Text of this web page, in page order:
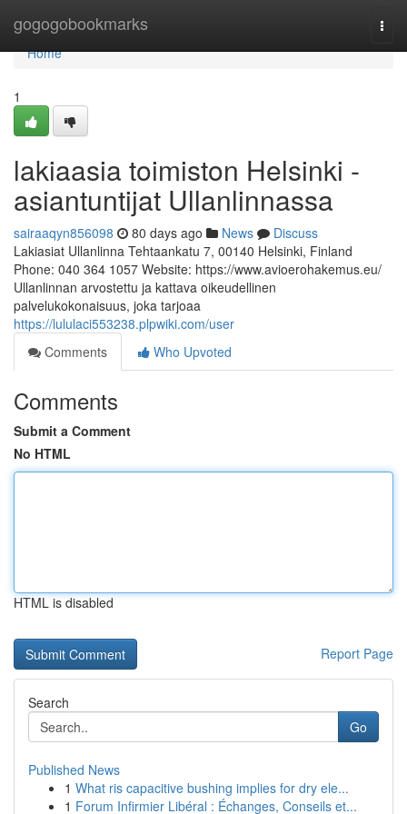
gogogobookmarks
Home
Home
1
lakiaasia toimiston Helsinki -
asiantuntijat Ullanlinnassa
sairaaqyn856098 80 days ago News
Discuss
Lakiasiat Ullanlinna Tehtaankatu 7, 00140 Helsinki, Finland
Phone: 040 364 1057 Website: https://www.avioerohakemus.eu/
Ullanlinnan arvostettu ja kattava oikeudellinen
palvelukokonaisuus, joka tarjoaa
https://lululaci553238.plpwiki.com/user
Comments
Who Upvoted
Comments
Submit a Comment
No HTML
HTML is disabled
Report Page
Search
Go
Published News
1 What ris capacitive bushing implies for dry ele...
1 Forum Infirmier Libéral : Échanges, Conseils et...